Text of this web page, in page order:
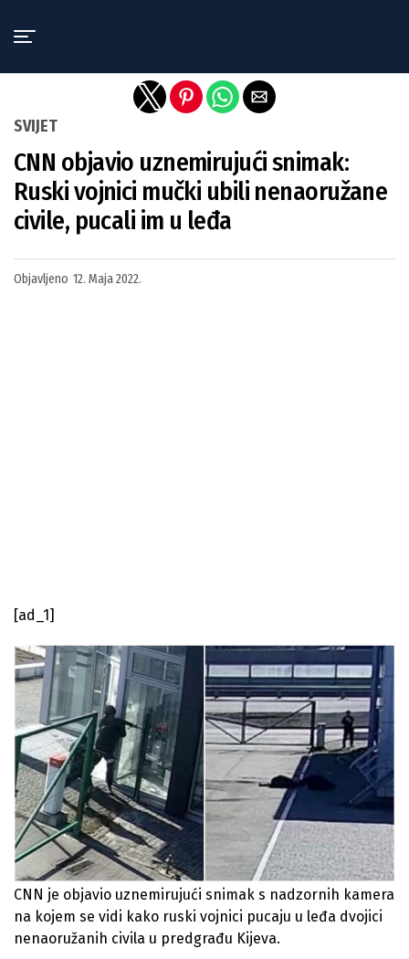
SVIJET
CNN objavio uznemirujući snimak:
Ruski vojnici mučki ubili nenaoružane
civile, pucali im u leđa
Objavljeno 12. Maja 2022.
[ad_1]
CNN je objavio uznemirujući snimak s nadzornih kamera
na kojem se vidi kako ruski vojnici pucaju u leđa dvojici
nenaoružanih civila u predgrađu Kijeva.